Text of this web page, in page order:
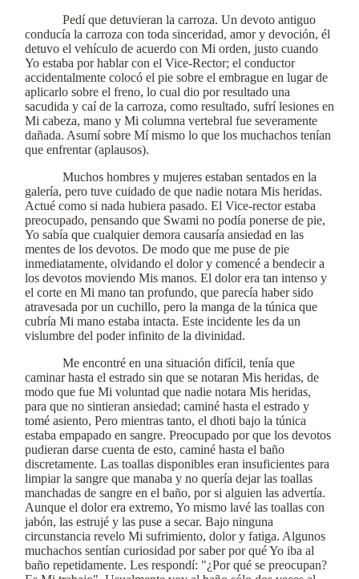
Pedí que detuvieran la carroza. Un devoto antiguo
conducía la carroza con toda sinceridad, amor y devoción, él
detuvo el vehículo de acuerdo con Mi orden, justo cuando
Yo estaba por hablar con el Vice-Rector; el conductor
accidentalmente colocó el pie sobre el embrague en lugar de
aplicarlo sobre el freno, lo cual dio por resultado una
sacudida y caí de la carroza, como resultado, sufrí lesiones en
Mi cabeza, mano y Mi columna vertebral fue severamente
dañada. Asumí sobre Mí mismo lo que los muchachos tenían
que enfrentar (aplausos).
Muchos hombres y mujeres estaban sentados en la
galería, pero tuve cuidado de que nadie notara Mis heridas.
Actué como si nada hubiera pasado. El Vice-rector estaba
preocupado, pensando que Swami no podía ponerse de pie,
Yo sabía que cualquier demora causaría ansiedad en las
mentes de los devotos. De modo que me puse de pie
inmediatamente, olvidando el dolor y comencé a bendecir a
los devotos moviendo Mis manos. El dolor era tan intenso y
el corte en Mi mano tan profundo, que parecía haber sido
atravesada por un cuchillo, pero la manga de la túnica que
cubría Mi mano estaba intacta. Este incidente les da un
vislumbre del poder infinito de la divinidad.
Me encontré en una situación difícil, tenía que
caminar hasta el estrado sin que se notaran Mis heridas, de
modo que fue Mi voluntad que nadie notara Mis heridas,
para que no sintieran ansiedad; caminé hasta el estrado y
tomé asiento, Pero mientras tanto, el dhoti bajo la túnica
estaba empapado en sangre. Preocupado por que los devotos
pudieran darse cuenta de esto, caminé hasta el baño
discretamente. Las toallas disponibles eran insuficientes para
limpiar la sangre que manaba y no quería dejar las toallas
manchadas de sangre en el baño, por si alguien las advertía.
Aunque el dolor era extremo, Yo mismo lavé las toallas con
jabón, las estrujé y las puse a secar. Bajo ninguna
circunstancia revelo Mi sufrimiento, dolor y fatiga. Algunos
muchachos sentían curiosidad por saber por qué Yo iba al
baño repetidamente. Les respondí: "¿Por qué se preocupan?